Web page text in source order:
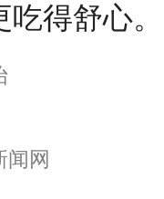
得舒心。
闻网